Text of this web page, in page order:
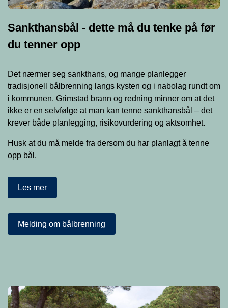
Sankthansbål - dette må du tenke på før
du tenner opp
Det nærmer seg sankthans, og mange planlegger
tradisjonell bålbrenning langs kysten og i nabolag rundt om
i kommunen. Grimstad brann og redning minner om at det
ikke er en selvfølge at man kan tenne sankthansbål – det
krever både planlegging, risikovurdering og aktsomhet.
Husk at du må melde fra dersom du har planlagt å tenne
opp bål.
Les mer
Melding om bålbrenning